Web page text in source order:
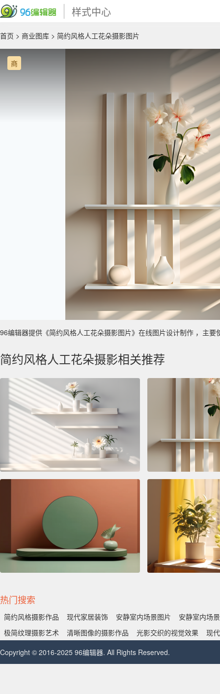
样式中心
首页 > 商业图库 > 简约风格人工花朵摄影图片
商
96编辑器提供《简约风格人工花朵摄影图片》在线图片设计制作 ，主
简约风格人工花朵摄影相关推荐
热门搜索
简约风格摄影作品 现代家居装饰 安静室内场景图片
安静室内场
极简纹理摄影艺术
清晰图像的摄影作品 光影交织的视觉效果
现
Copyright © 2016-2025 96编辑器. All Rights Reserved.